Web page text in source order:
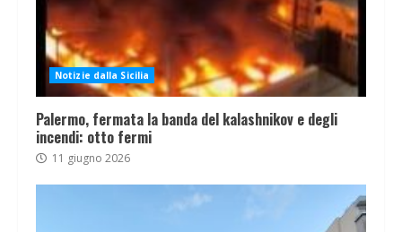
Notizie dalla Sicilia
Palermo, fermata la banda del kalashnikov e degli
incendi: otto fermi
11 giugno 2026